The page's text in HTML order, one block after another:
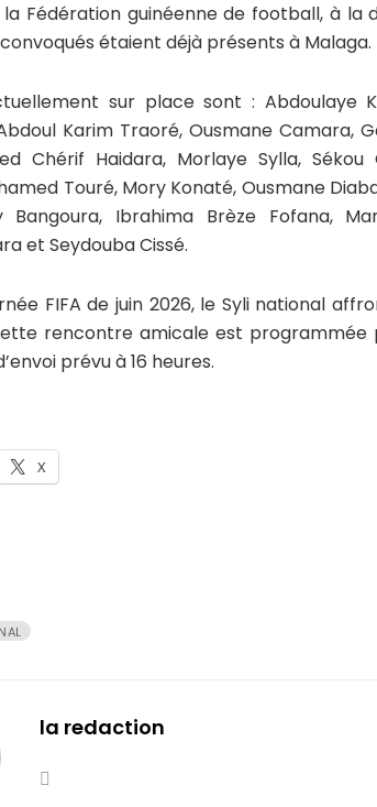
la Fédération guinéenne de football, à la
étaient déjà présents à Malaga.
sur place sont : Abdoulaye
Karim Traoré, Ousmane Camara,
Chérif Haidara, Morlaye Sylla, Sékou
Touré, Mory Konaté, Ousmane
Bangoura, Ibrahima Brèze Fofana,
et Seydouba Cissé.
FIFA de juin 2026, le Syli national
rencontre amicale est programmée
prévu à 16 heures.
X
la redaction